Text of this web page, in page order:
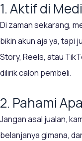
1. Aktif di
Di zaman sekarang,
bikin akun aja ya, tapi
Story, Reels, atau
dilirik calon pembeli.
2. Pahami
Jangan asal jualan,
belanjanya gimana,